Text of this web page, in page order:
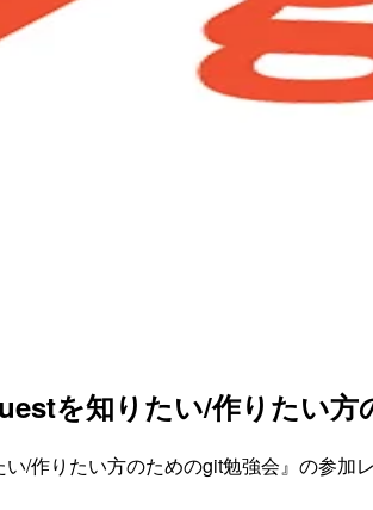
を知りたい/作りたい方
/作りたい方のためのgit勉強会』の参加レ